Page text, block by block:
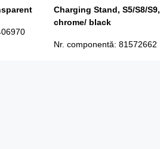
Charging Stand, S5/S8/S9,
chrome/ black
Nr. componentă:81572662